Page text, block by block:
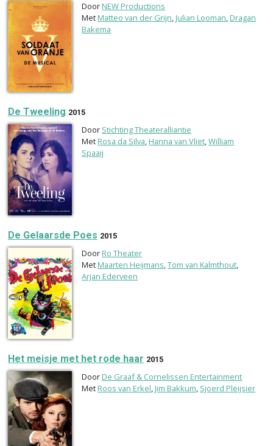
DoorNEW Productions
MetMatteo van der Grijn,Julian Looman,Dragan
Bakema
De Tweeling 2015
Door Stichting Theateralliantie
MetRosa da Silva,Hanna van Vliet,William
Spaaij
De Gelaarsde Poes 2015
DoorRo Theater
MetMaarten Heijmans,Tom van Kalmthout,
Arjan Ederveen
Het meisje met het rode haar 2015
DoorDe Graaf & Cornelissen Entertainment
MetRoos van Erkel,Jim Bakkum, Sjoerd Pleijsier